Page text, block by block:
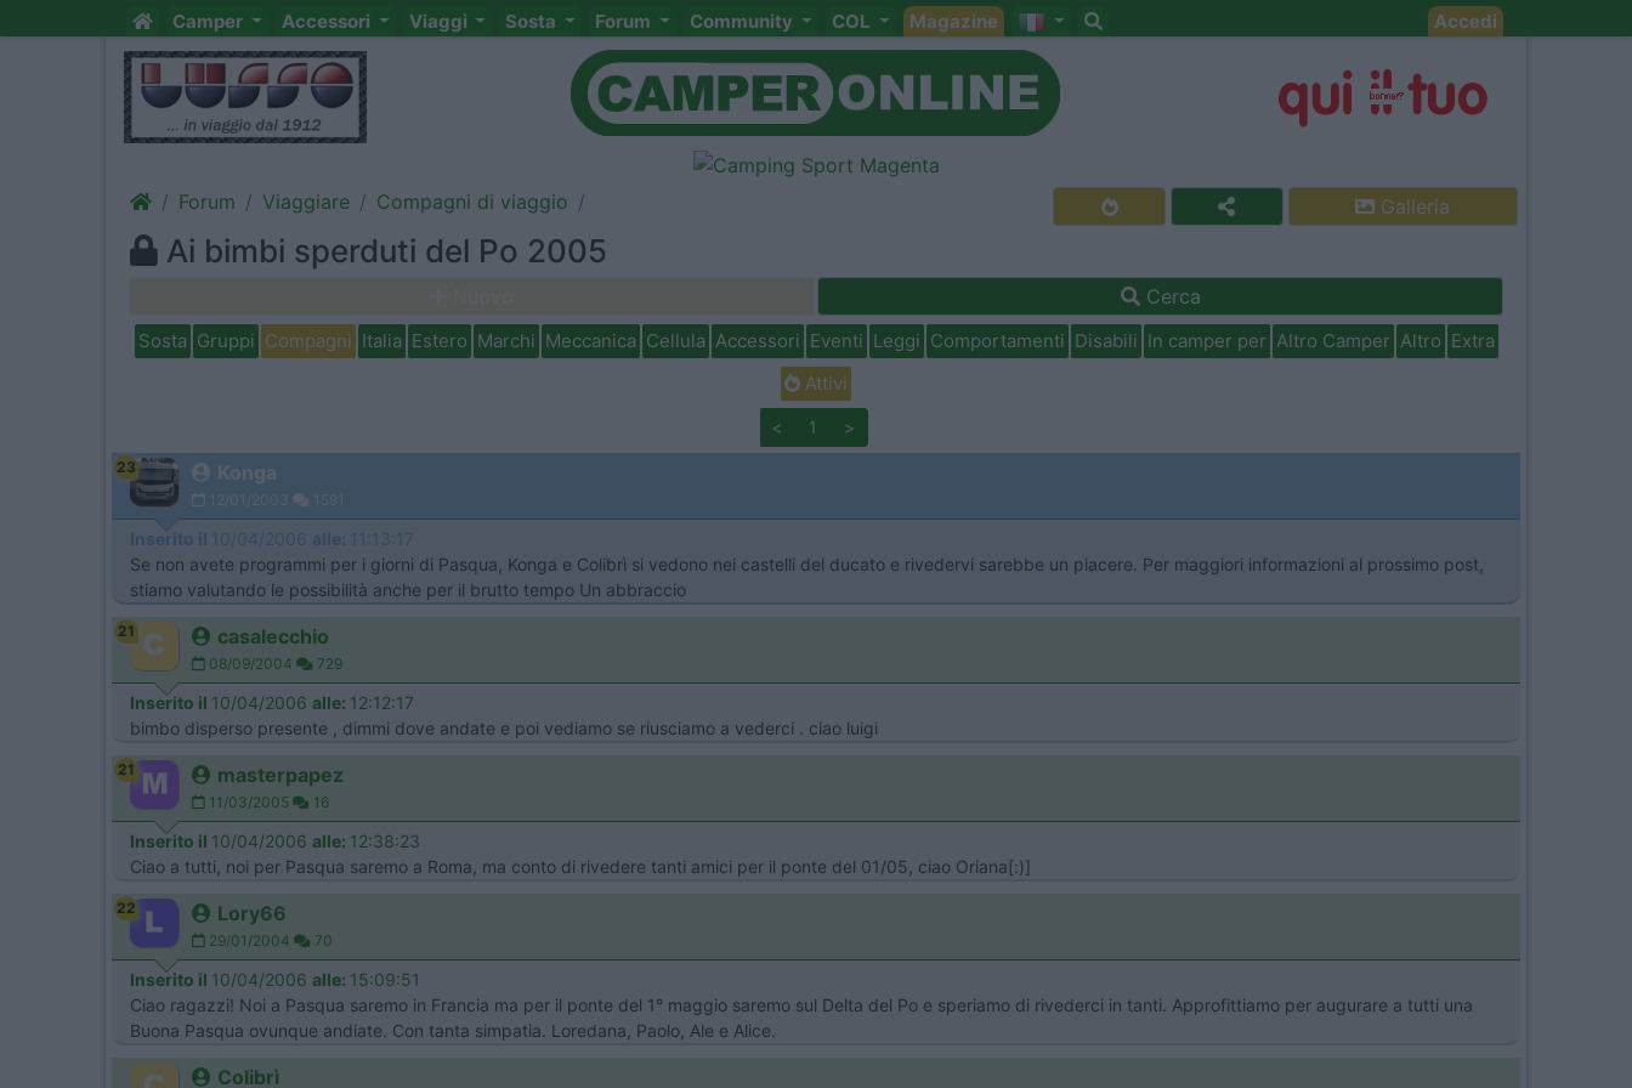
Camper Accessori Viaggi Sosta Forum Community COL Magazine Accedi
Forum Viaggiare Compagni di viaggio Galleria
Ai bimbi sperduti del Po 2005
Cerca
Sosta Gruppi Compagni Italia Estero Marchi Meccanica Cellula Accessori Eventi Leggi Comportamenti Disabili In camper per Altro Camper Altro Extra
Attivi
< 1 >
23 Konga
12/01/2003 1591
Inserito il 10/04/2006 alle: 11:13:17
Se non avete programmi per i giorni di Pasqua, Konga e Colibrì si vedono nei castelli del ducato e rivedervi sarebbe un piacere. Per maggiori informazioni al prossimo post,
stiamo valutando le possibilità anche per il brutto tempo Un abbraccio
21 casalecchio
08/09/2004 729
Inserito il 10/04/2006 alle: 12:12:17
bimbo disperso presente , dimmi dove andate e poi vediamo se riusciamo a vederci . ciao luigi
21 masterpapez
11/03/2005 16
Inserito il 10/04/2006 alle: 12:38:23
Ciao a tutti, noi per Pasqua saremo a Roma, ma conto di rivedere tanti amici per il ponte del 01/05, ciao Oriana[:)]
22 Lory66
29/01/2004 70
Inserito il 10/04/2006 alle: 15:09:51
Ciao ragazzi! Noi a Pasqua saremo in Francia ma per il ponte del 1° maggio saremo sul Delta del Po e speriamo di rivederci in tanti. Approfittiamo per augurare a tutti una
Buona Pasqua ovunque andiate. Con tanta simpatia. Loredana, Paolo, Ale e Alice.
Colibrì